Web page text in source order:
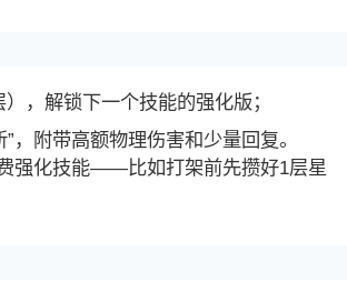
，解锁下一个技能的强化版；
，附带高额物理伤害和少量回复。
强化技能——比如打架前先攒好1层星